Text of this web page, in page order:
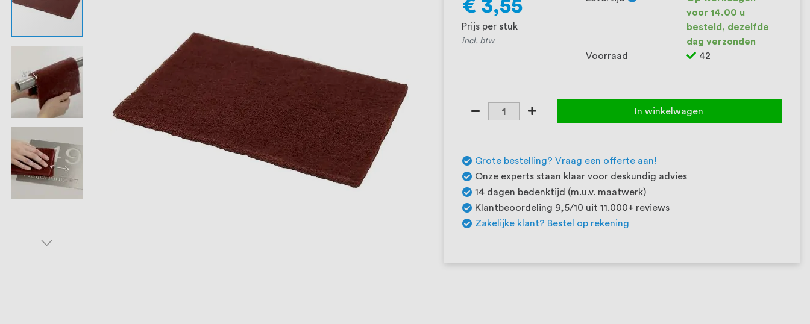
€ 3,55
Prijs per stuk
incl. btw
voor 14.00 u
besteld, dezelfde
dag verzonden
Voorraad
42
In winkelwagen
Grote bestelling? Vraag een offerte aan!
Onze experts staan klaar voor deskundig advies
14 dagen bedenktijd (m.u.v. maatwerk)
Klantbeoordeling 9,5/10 uit 11.000+ reviews
Zakelijke klant? Bestel op rekening